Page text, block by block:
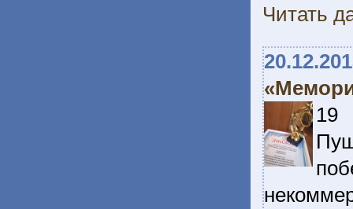
Читать
19